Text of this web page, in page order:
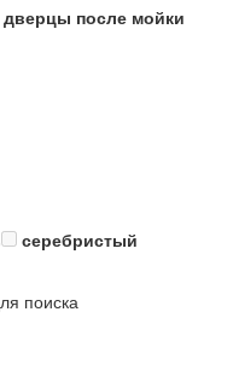
после мойки
серебристый
поиска